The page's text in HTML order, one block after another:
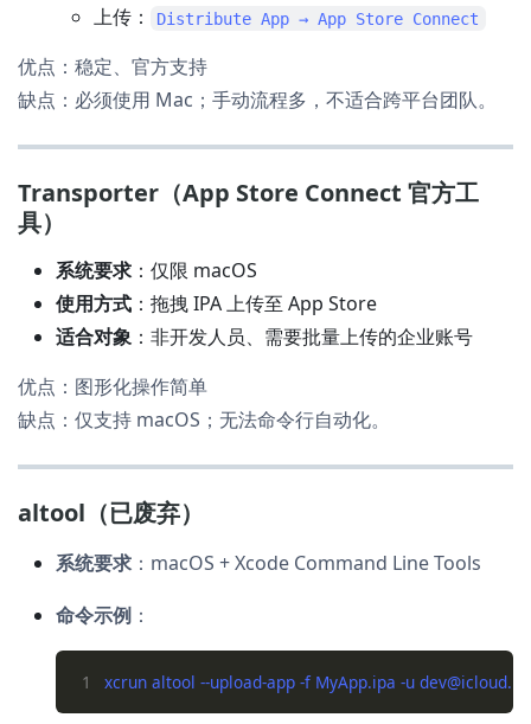
上传： Distribute App → App Store Connect
优点：稳定、官方支持
缺点：必须使用 Mac；手动流程多，不适合跨平台团队。
Transporter（App Store Connect 官方工
具）
系统要求 ：仅限 macOS
使用方式 ：拖拽 IPA 上传至 App Store
适合对象 ：非开发人员、需要批量上传的企业账号
优点：图形化操作简单
缺点：仅支持 macOS；无法命令行自动化。
altool（已废弃）
系统要求 ：macOS + Xcode Command Line Tools
命令示例 ：
1